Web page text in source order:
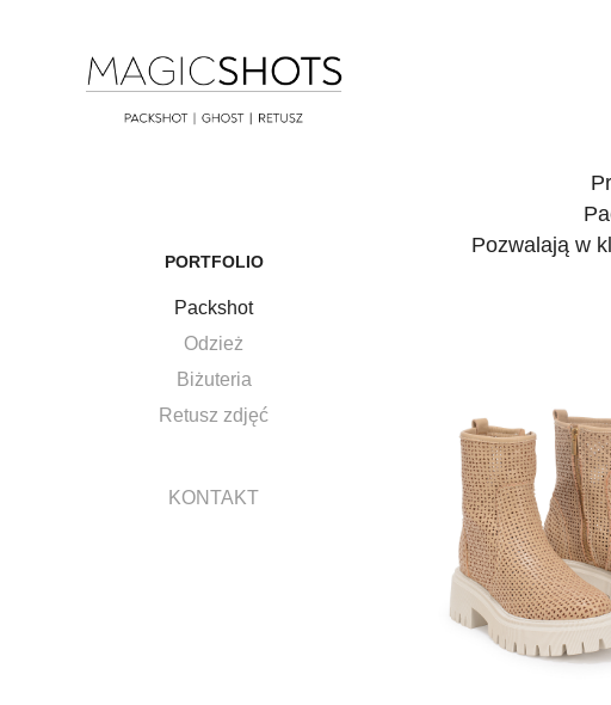
PORTFOLIO
Packshot
Odzież
Biżuteria
Retusz zdjęć
KONTAKT
Pozwalają w